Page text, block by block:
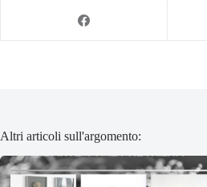
Altri articoli sull'argomento: